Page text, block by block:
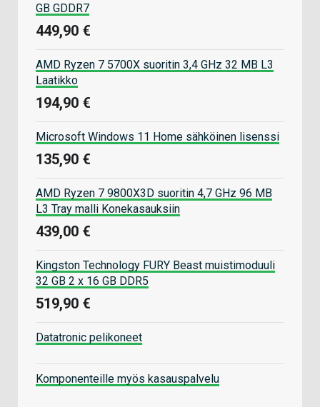
GB GDDR7
449,90 €
AMD Ryzen 7 5700X suoritin 3,4 GHz 32 MB L3
Laatikko
194,90 €
Microsoft Windows 11 Home sähköinen lisenssi
135,90 €
AMD Ryzen 7 9800X3D suoritin 4,7 GHz 96 MB
L3 Tray malli Konekasauksiin
439,00 €
Kingston Technology FURY Beast muistimoduuli
32 GB 2 x 16 GB DDR5
519,90 €
Datatronic pelikoneet
Komponenteille myös kasauspalvelu